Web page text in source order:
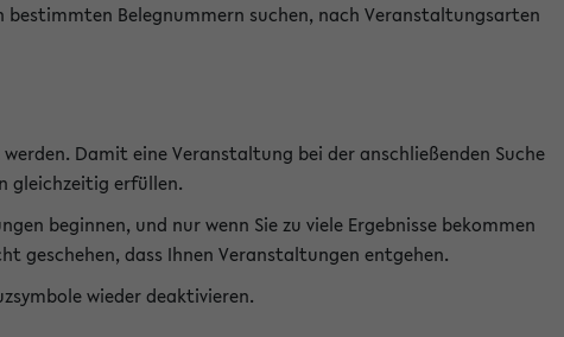
bestimmten Belegnummern suchen, nach Veranstaltungsarten
Damit eine Veranstaltung bei der anschließenden Suche
gleichzeitig erfüllen.
beginnen, und nur wenn Sie zu viele Ergebnisse bekommen
geschehen, dass Ihnen Veranstaltungen entgehen.
wieder deaktivieren.